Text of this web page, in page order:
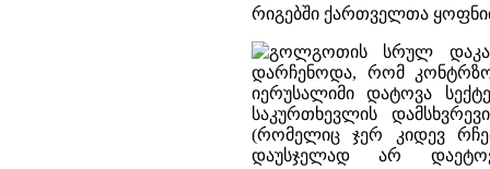
რიგებში ქართველთა
გოლგოთის სრულ
დარჩენოდა, რომ
იერუსალიმი დატოვა
საკურთხევლის
(რომელიც ჯერ კიდევ
დაუსჯელად არ